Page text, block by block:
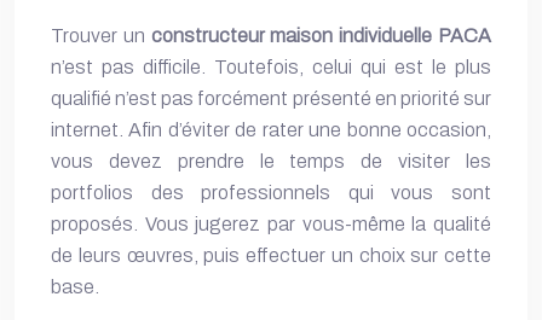
Trouver un constructeur maison individuelle PACA
n’est pas difficile. Toutefois, celui qui est le plus
qualifié n’est pas forcément présenté en priorité sur
internet. Afin d’éviter de rater une bonne occasion,
vous devez prendre le temps de visiter les
portfolios des professionnels qui vous sont
proposés. Vous jugerez par vous-même la qualité
de leurs œuvres, puis effectuer un choix sur cette
base.